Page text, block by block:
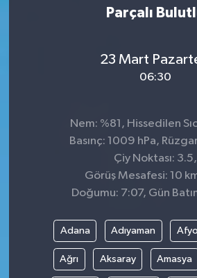
Parçalı
23 Mart
06:30
Nem: %81, Hissedilen
Basınç: 1009 hPa,
Çiy Noktası: 3.5,
Görüş Mesafesi: 10
Doğumu: 7:07, Gün
Adana Adıyaman
Ağrı Aksaray Amasya